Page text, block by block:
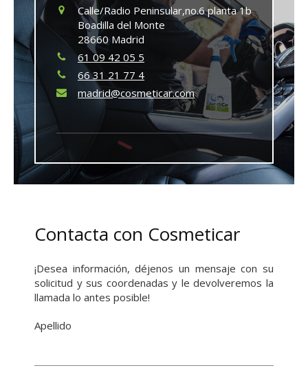
Calle/Radio Peninsular,no.6 planta 1b
Boadilla del Monte
28660Madrid
61 09 42 05 5
66 31 21 77 4
madrid@cosmeticar.com
Contacta con Cosmeticar
¡Desea información, déjenos un mensaje con su
solicitud y sus coordenadas y le devolveremos la
llamada lo antes posible!
Apellido